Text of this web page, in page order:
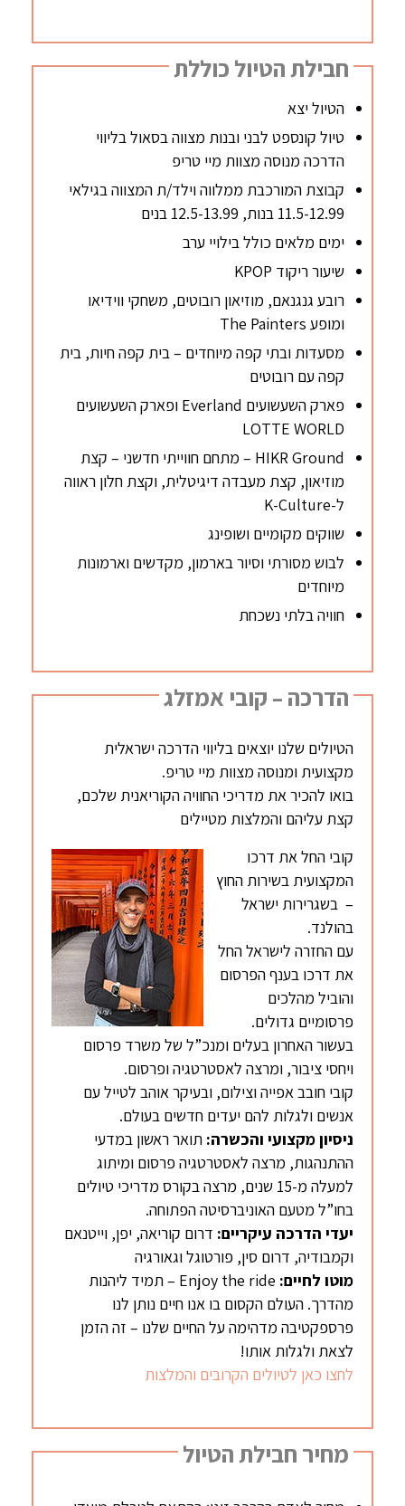
חבילת הטיול כוללת
הטיול יצא
טיול קונספט לבני ובנות מצווה בסאול בליווי
הדרכה מנוסה מצוות מיי טריפ
קבוצת המורכבת ממלווה וילד/ת המצווה בגילאי
11.5-12.99 בנות, 12.5-13.99 בנים
ימים מלאים כולל בילויי ערב
שיעור ריקוד KPOP
רובע גנגנאם, מוזיאון רובוטים, משחקי ווידיאו
ומופע The Painters
מסעדות ובתי קפה מיוחדים – בית קפה חיות, בית
קפה עם רובוטים
פארק השעשועים Everland ופארק השעשועים
LOTTE WORLD
HIKR Ground – מתחם חווייתי חדשני – קצת
מוזיאון, קצת מעבדה דיגיטלית, וקצת חלון ראווה
ל-K-Culture
שווקים מקומיים ושופינג
לבוש מסורתי וסיור בארמון, מקדשים וארמונות
מיוחדים
חוויה בלתי נשכחת
הדרכה – קובי אמזלג
הטיולים שלנו יוצאים בליווי הדרכה ישראלית
מקצועית ומנוסה מצוות מיי טריפ.
בואו להכיר את מדריכי החוויה הקוריאנית שלכם,
קצת עליהם והמלצות מטיילים
קובי החל את דרכו
המקצועית בשירות החוץ
– בשגרירות ישראל
בהולנד.
עם החזרה לישראל החל
את דרכו בענף הפרסום
והוביל מהלכים
פרסומיים גדולים.
בעשור האחרון בעלים ומנכ”ל של משרד פרסום
ויחסי ציבור, ומרצה לאסטרטגיה ופרסום.
קובי חובב אפייה וצילום, ובעיקר אוהב לטייל עם
אנשים ולגלות להם יעדים חדשים בעולם.
ניסיון מקצועי והכשרה:תואר ראשון במדעי
ההתנהגות, מרצה לאסטרטגיה פרסום ומיתוג
למעלה מ-15 שנים, מרצה בקורס מדריכי טיולים
בחו”ל מטעם האוניברסיטה הפתוחה.
יעדי הדרכה עיקריים: דרום קוריאה, יפן, וייטנאם
וקמבודיה, דרום סין, פורטוגל וגאורגיה
מוטו לחיים:
Enjoy the ride – תמיד ליהנות
מהדרך. העולם הקסום בו אנו חיים נותן לנו
פרספקטיבה מדהימה על החיים שלנו – זה הזמן
לצאת ולגלות אותו!
לחצו כאן לטיולים הקרובים והמלצות
מחיר חבילת הטיול